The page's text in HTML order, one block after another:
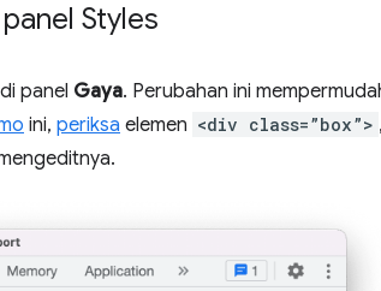
Styles
di panel Gaya. Perubahan ini
ini, periksa elemen <div class=”box”>